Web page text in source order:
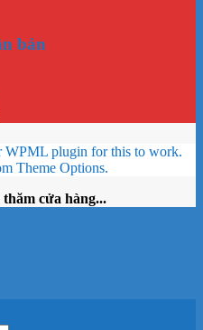
bản
WPML plugin for this to work.
Theme Options.
cửa hàng...